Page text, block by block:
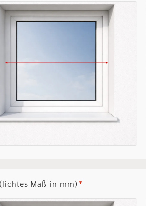
Maß in mm) *